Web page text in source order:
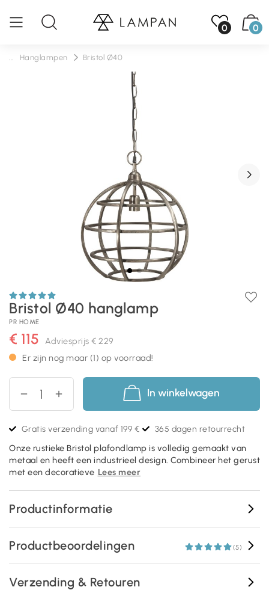
0 0
Hanglampen Bristol Ø40
Bristol Ø40 hanglamp
PR HOME
€ 115 Adviesprijs € 229
Er zijn nog maar (1) op voorraad!
In winkelwagen
Gratis verzending vanaf 199 € 365 dagen retourrecht
Onze rustieke Bristol plafondlamp is volledig gemaakt van
metaal en heeft een industrieel design. Combineer het gerust
met een decoratieve Lees meer
Productinformatie
Productbeoordelingen (5)
Verzending & Retouren